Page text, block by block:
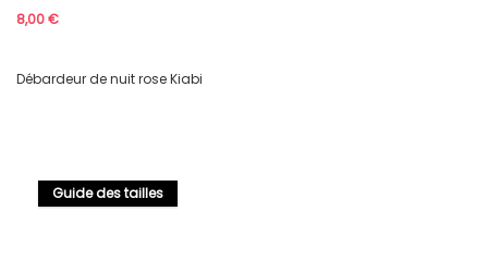
8,00€
Débardeur de nuit rose Kiabi
Guide des tailles